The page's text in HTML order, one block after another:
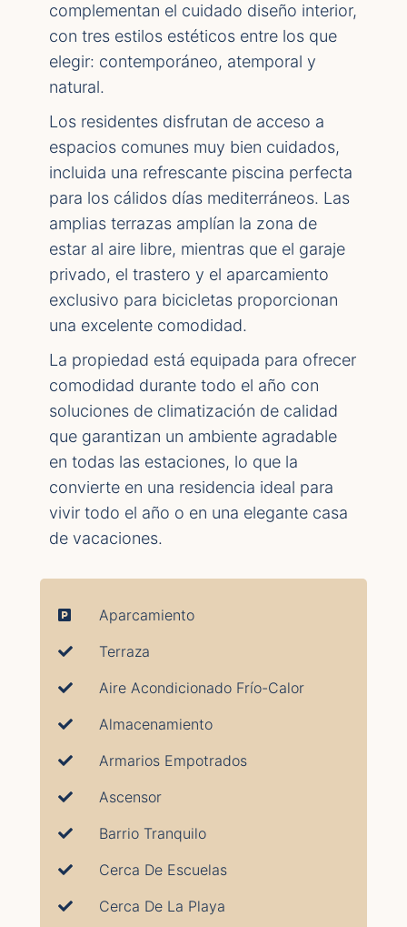
complementan el cuidado diseño interior,
con tres estilos estéticos entre los que
elegir: contemporáneo, atemporal y
natural.
Los residentes disfrutan de acceso a
espacios comunes muy bien cuidados,
incluida una refrescante piscina perfecta
para los cálidos días mediterráneos. Las
amplias terrazas amplían la zona de
estar al aire libre, mientras que el garaje
privado, el trastero y el aparcamiento
exclusivo para bicicletas proporcionan
una excelente comodidad.
La propiedad está equipada para ofrecer
comodidad durante todo el año con
soluciones de climatización de calidad
que garantizan un ambiente agradable
en todas las estaciones, lo que la
convierte en una residencia ideal para
vivir todo el año o en una elegante casa
de vacaciones.
Aparcamiento
Terraza
Aire Acondicionado Frío-Calor
Almacenamiento
Armarios Empotrados
Ascensor
Barrio Tranquilo
Cerca De Escuelas
Cerca De La Playa